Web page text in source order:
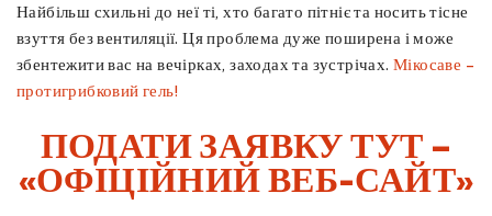
Найбільш схильні до неї ті, хто багато пітніє та носить тісне
взуття без вентиляції. Ця проблема дуже поширена і може
збентежити вас на вечірках, заходах та зустрічах. Мікосаве –
протигрибковий гель!
ПОДАТИ ЗАЯВКУ ТУТ –
«ОФІЦІЙНИЙ ВЕБ-САЙТ»